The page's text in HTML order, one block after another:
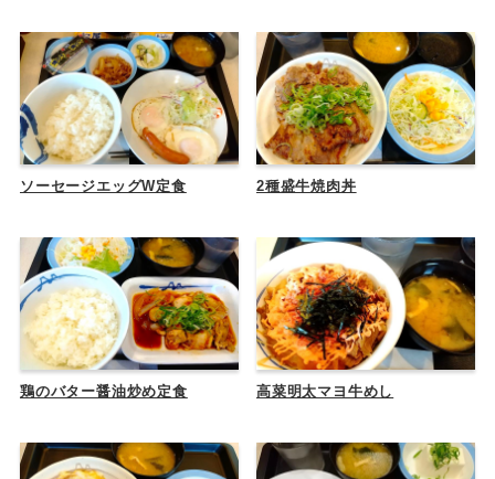
ソーセージエッグW定食 2種盛牛焼肉丼
鶏のバター醤油炒め定食 高菜明太マヨ牛めし